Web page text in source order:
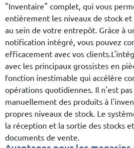
"Inventaire" complet, qui vous
entièrement les niveaux de stock
au sein de votre entrepôt. Grâce à
notification intégré, vous pouvez
efficacement avec vos
avec les principaux grossistes en
fonction inestimable qui accélère
opérations quotidiennes. Il n'est
manuellement des produits à
propres niveaux de stock. Le
la réception et la sortie des stocks
documents de vente.